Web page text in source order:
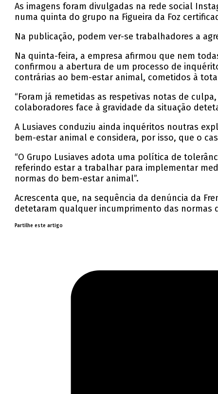
As imagens foram divulgadas na rede social
numa quinta do grupo na Figueira da Foz
Na publicação, podem ver-se trabalhadores a
Na quinta-feira, a empresa afirmou que nem
confirmou a abertura de um processo de
contrárias ao bem-estar animal, cometidos à
“Foram já remetidas as respetivas notas de
colaboradores face à gravidade da situação
A Lusiaves conduziu ainda inquéritos noutras
bem-estar animal e considera, por isso, que o
“O Grupo Lusiaves adota uma política de
referindo estar a trabalhar para implementar
normas do bem-estar animal”.
Acrescenta que, na sequência da denúncia da
detetaram qualquer incumprimento das normas
Partilhe este artigo